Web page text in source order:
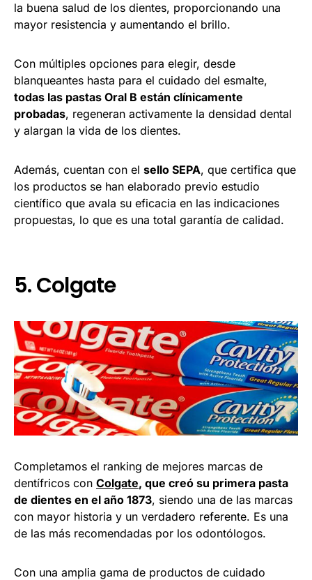
la buena salud de los dientes, proporcionando una
mayor resistencia y aumentando el brillo.
Con múltiples opciones para elegir, desde
blanqueantes hasta para el cuidado del esmalte,
todas las pastas Oral B están clínicamente
probadas, regeneran activamente la densidad dental
y alargan la vida de los dientes.
Además, cuentan con el sello SEPA, que certifica que
los productos se han elaborado previo estudio
científico que avala su eficacia en las indicaciones
propuestas, lo que es una total garantía de calidad.
5. Colgate
Completamos el ranking de mejores marcas de
dentífricos con Colgate, que creó su primera pasta
de dientes en el año 1873, siendo una de las marcas
con mayor historia y un verdadero referente. Es una
de las más recomendadas por los odontólogos.
Con una amplia gama de productos de cuidado